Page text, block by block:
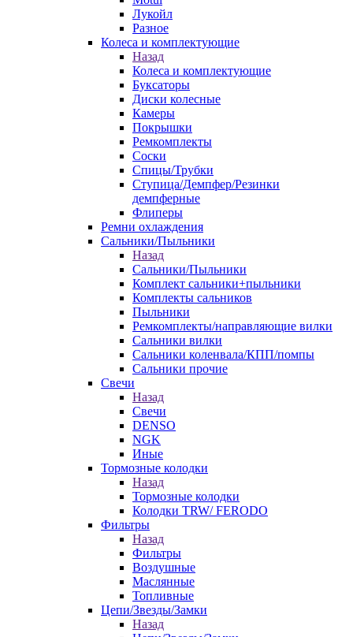
Лукойл
Разное
Колеса и комплектующие
Назад
Колеса и комплектующие
Буксаторы
Диски колесные
Камеры
Покрышки
Ремкомплекты
Соски
Спицы/Трубки
Ступица/Демпфер/Резинки
демпферные
Флиперы
Ремни охлаждения
Сальники/Пыльники
Назад
Сальники/Пыльники
Комплект сальники+пыльники
Комплекты сальников
Пыльники
Ремкомплекты/направляющие вилки
Сальники вилки
Сальники коленвала/КПП/помпы
Сальники прочие
Свечи
Назад
Свечи
DENSO
NGK
Иные
Тормозные колодки
Назад
Тормозные колодки
Колодки TRW/ FERODO
Фильтры
Назад
Фильтры
Воздушные
Маслянные
Топливные
Цепи/Звезды/Замки
Назад